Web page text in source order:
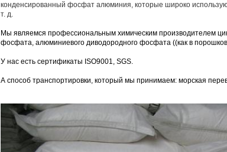
конденсированный фосфат алюминия, которые широко
т. д.
Мы являемся профессиональным химическим производителем
фосфата, алюминиевого диводородного фосфата ((как в
У нас есть сертификаты ISO9001, SGS.
А способ транспортировки, который мы принимаем: морская